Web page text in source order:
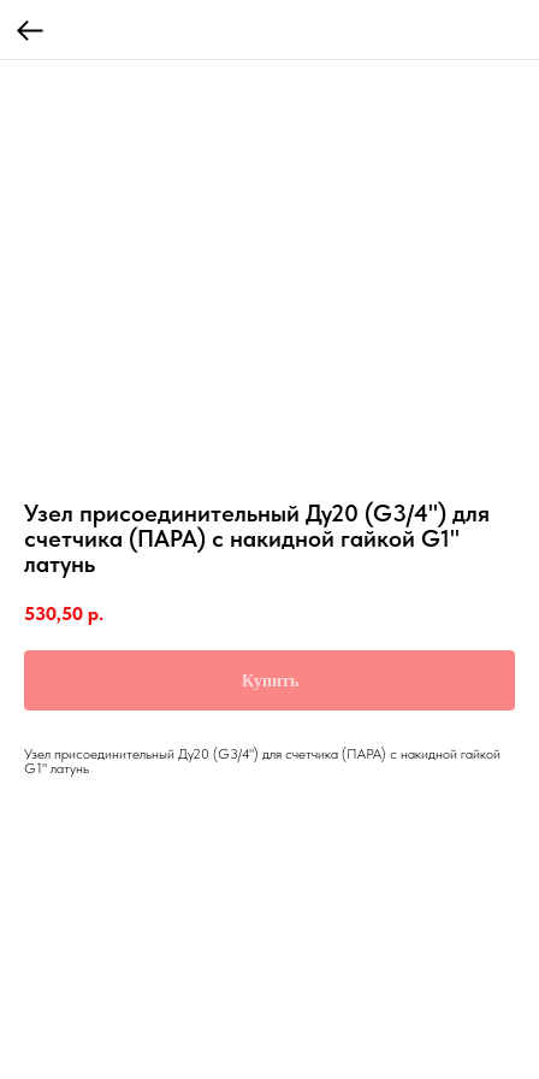
Узел присоединительный Ду20 (G3/4") для
счетчика (ПАРА) с накидной гайкой G1"
латунь
530,50 р.
Купить
Узел присоединительный Ду20 (G3/4") для счетчика (ПАРА) с накидной гайкой
G1" латунь